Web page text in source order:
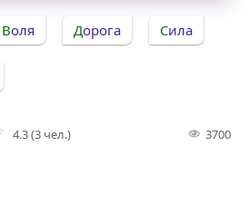
Воля Дорога Сила
4.3 (3 чел.) 3700